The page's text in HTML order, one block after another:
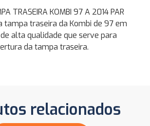
TRASEIRA KOMBI 97 A 2014 PAR
tampa traseira da Kombi de 97 em
alta qualidade que serve para
da tampa traseira.
relacionados